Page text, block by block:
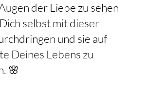
der Liebe zu sehen
selbst mit dieser
und sie auf
Deines Lebens zu
🌸